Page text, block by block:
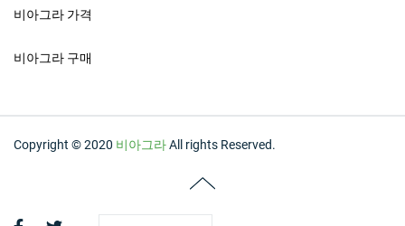
비아그라 가격
비아그라 구매
Copyright © 2020 비아그라All rights Reserved.